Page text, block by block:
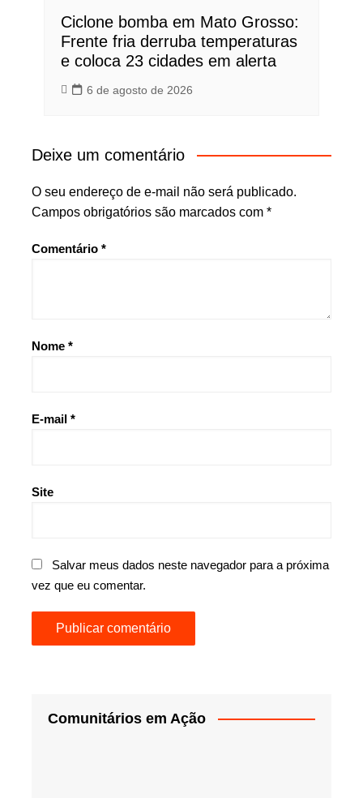
Ciclone bomba em Mato Grosso:
Frente fria derruba temperaturas
e coloca 23 cidades em alerta
6 de agosto de 2026
Deixe um comentário
O seu endereço de e-mail não será publicado.
Campos obrigatórios são marcados com *
Comentário *
Nome *
E-mail *
Site
Salvar meus dados neste navegador para a próxima
vez que eu comentar.
Comunitários em Ação